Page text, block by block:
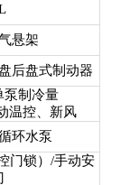
悬架
后盘式制动器
泵制冷量
温控、新风
环水泵
门锁）/手动安